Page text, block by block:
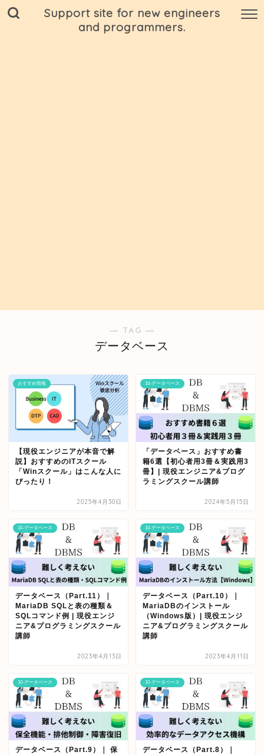
Support site for new engineers
and programmers.
― TAG ―
データベース
おすすめ情報
【現役エンジニアが本音で解
説】おすすめのITスクール
「Winスクール」はこんな人に
ぴったり！
2025年4月30日
10-データベース
「データベース」おすすめ書
籍6選【初心者用3冊＆実践用3
冊】| 現役エンジニア&プログ
ラミングスクール講師
2024年5月15日
10-データベース
データベース（Part.11）｜
MariaDB SQLと表の種類＆
SQLコマンド例 | 現役エンジ
ニア&プログラミングスクール
講師
2023年4月13日
10-データベース
データベース（Part.10）｜
MariaDBのインストール
（Windows版）| 現役エンジ
ニア&プログラミングスクール
講師
2023年4月11日
10-データベース
データベース（Part.9）｜ 保
10-データベース
データベース（Part.8）｜